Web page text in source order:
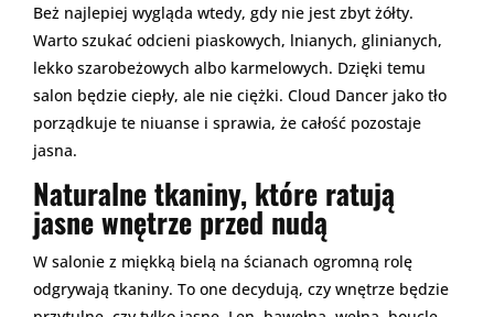
Beż najlepiej wygląda wtedy, gdy nie jest zbyt żółty.
Warto szukać odcieni piaskowych, lnianych, glinianych,
lekko szarobeżowych albo karmelowych. Dzięki temu
salon będzie ciepły, ale nie ciężki. Cloud Dancer jako tło
porządkuje te niuanse i sprawia, że całość pozostaje
jasna.
Naturalne tkaniny, które ratują
jasne wnętrze przed nudą
W salonie z miękką bielą na ścianach ogromną rolę
odgrywają tkaniny. To one decydują, czy wnętrze będzie